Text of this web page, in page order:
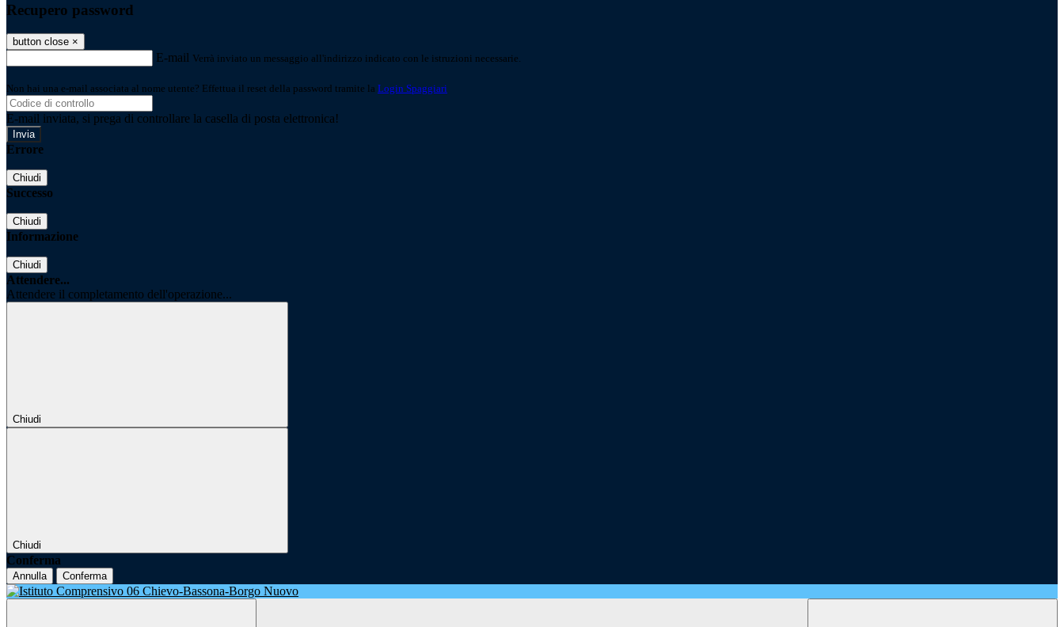
Recupero password
button close ×
E-mail Verrà inviato un messaggio all'indirizzo indicato con le istruzioni necessarie.
Non hai una e-mail associata al nome utente? Effettua il reset della password tramite la Login Spaggiari
E-mail inviata, si prega di controllare la casella di posta elettronica!
Errore
Chiudi
Successo
Chiudi
Informazione
Chiudi
Attendere...
Attendere il completamento dell'operazione...
Chiudi
Chiudi
Conferma
Annulla Conferma